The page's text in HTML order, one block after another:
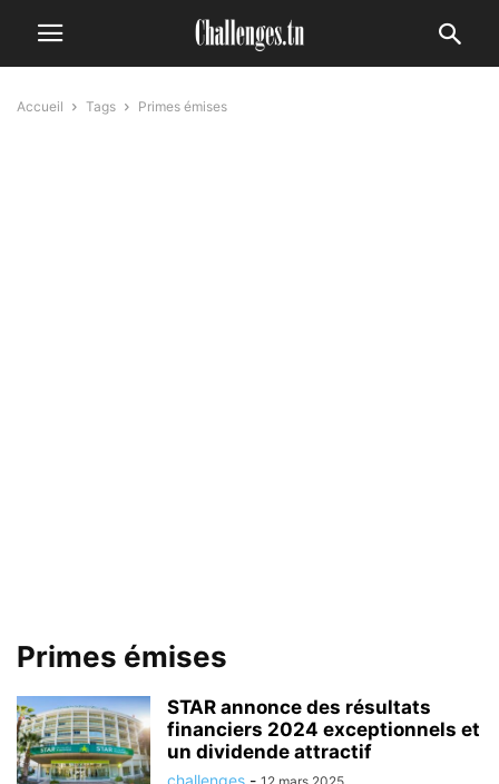
Accueil Tags Primes émises
Primes émises
STAR annonce des résultats
financiers 2024 exceptionnels et
un dividende attractif
challenges -